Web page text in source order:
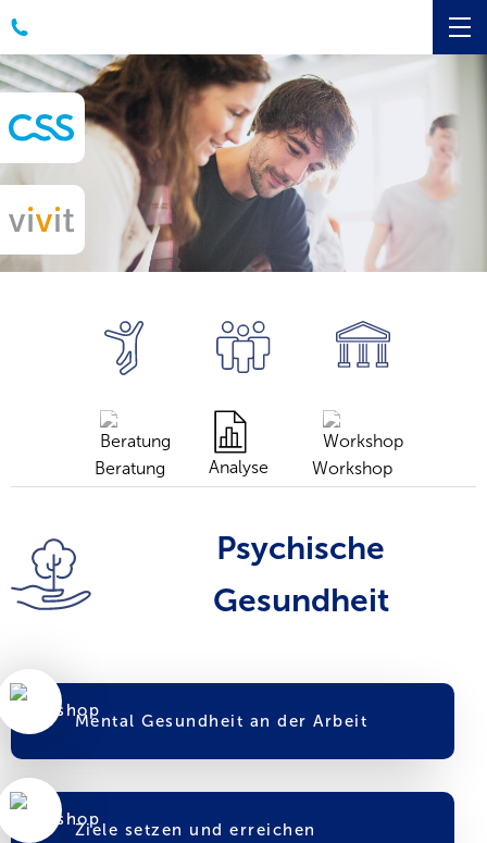
Beratung Analyse Workshop
Psychische
Gesundheit
Mental Gesundheit an der Arbeit
Ziele setzen und erreichen